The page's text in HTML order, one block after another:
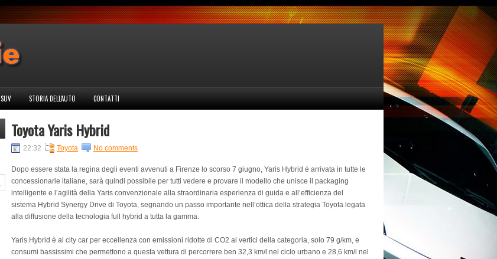
SUV STORIA DELL'AUTO CONTATTI
Toyota Yaris Hybrid
22:32 Toyota No comments
Dopo essere stata la regina degli eventi avvenuti a Firenze lo scorso 7 giugno, Yaris Hybrid è arrivata in tutte le
concessionarie italiane, sarà quindi possibile per tutti vedere e provare il modello che unisce il packaging
intelligente e l’agilità della Yaris convenzionale alla straordinaria esperienza di guida e all’efficienza del
sistema Hybrid Synergy Drive di Toyota, segnando un passo importante nell’ottica della strategia Toyota legata
alla diffusione della tecnologia full hybrid a tutta la gamma.
Yaris Hybrid è al city car per eccellenza con emissioni ridotte di CO2 ai vertici della categoria, solo 79 g/km, e
consumi bassissimi che permettono a questa vettura di percorrere ben 32,3 km/l nel ciclo urbano e 28,6 km/l nel